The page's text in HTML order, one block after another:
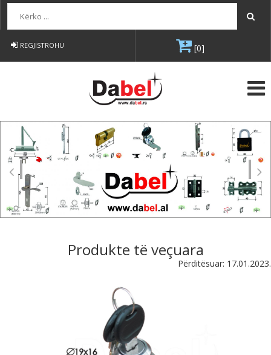
REGJISTROHU [0]
Produkte të veçuara
Përditësuar: 17.01.2023.